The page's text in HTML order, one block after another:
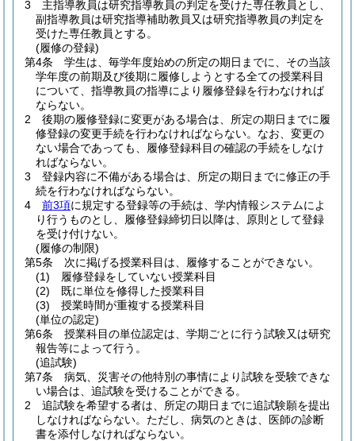
3
主指導教員は研究指導教員の判定を受けた専任教員とし、
副指導教員は研究指導補助教員又は研究指導教員の判定を
受けた専任教員とする。
(履修の登録)
第4条
学生は、毎学年度始めの所定の期日までに、その当該
学年度の前期及び後期に履修しようとする全ての授業科目
について、指導教員の指導により履修登録を行わなければ
ならない。
2
後期の履修登録に変更がある場合は、所定の期日までに履
修登録の変更手続を行わなければならない。 なお、変更の
ない場合であっても、履修登録科目の確認の手続をしなけ
ればならない。
3
登録内容に不備がある場合は、所定の期日までに修正の手
続を行わなければならない。
4
前3項に規定する登録等の手続は、学内情報システムによ
り行うものとし、履修登録締切日以降は、原則として登録
を受け付けない。
(履修の制限)
第5条
次に掲げる授業科目は、履修することができない。
(1)
履修登録をしていない授業科目
(2)
既に単位を修得した授業科目
(3)
授業時間が重複する授業科目
(単位の認定)
第6条
授業科目の単位認定は、学期ごとに行う試験又は研究
報告等によって行う。
(追試験)
第7条
病気、災害その他特別の事情により試験を受験できな
い場合は、追試験を受けることができる。
2
追試験を希望する者は、所定の期日までに追試験願を提出
しなければならない。 ただし、病気のときは、医師の診断
書を添付しなければならない。